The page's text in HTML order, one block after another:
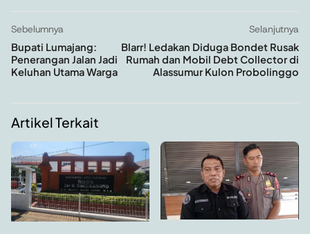
Sebelumnya
Bupati Lumajang:
Penerangan Jalan Jadi
Keluhan Utama Warga
Selanjutnya
Blarr! Ledakan Diduga Bondet Rusak
Rumah dan Mobil Debt Collector di
Alassumur Kulon Probolinggo
Artikel Terkait